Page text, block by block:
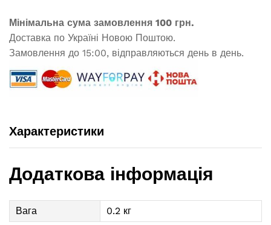
Мінімальна сума замовлення 100 грн.
Доставка по Україні Новою Поштою.
Замовлення до 15:00, відправляються день в день.
Характеристики
Додаткова інформація
Вага 0.2 кг